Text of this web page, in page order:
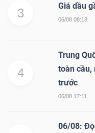
3
Giá dầu
06/08 08:18
4
Trung
toàn cầu,
trước
06/08 17:11
06/08: